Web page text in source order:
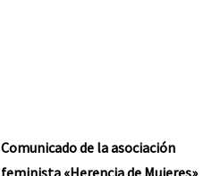
Comunicado de la asociación
feminista «Herencia de Mujeres»